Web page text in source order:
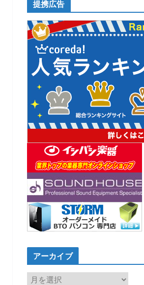
提携広告
アーカイブ
ア